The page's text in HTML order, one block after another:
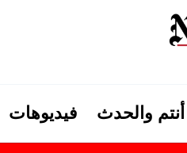
أنتم والحدث فيديوهات